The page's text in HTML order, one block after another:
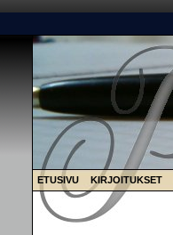
ETUSIVU KIRJOITUKSET